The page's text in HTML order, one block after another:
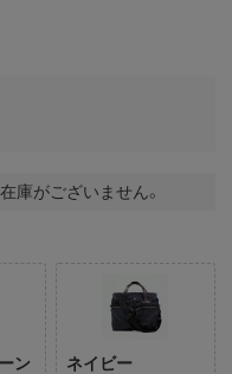
庫がございません。
ン ネイビー